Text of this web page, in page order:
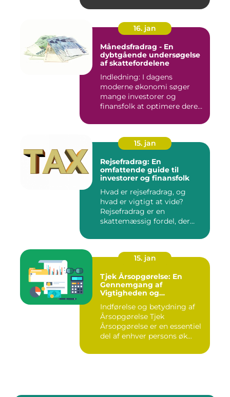
16. jan
Månedsfradrag - En
dybtgående undersøgelse
af skattefordelene
Indledning: I dagens
moderne økonomi søger
mange investorer og
finansfolk at optimere deres
15. jan
Rejsefradrag: En
omfattende guide til
investorer og finansfolk
Hvad er rejsefradrag, og
hvad er vigtigt at vide?
Rejsefradrag er en
skattemæssig fordel, der
15. jan
Tjek Årsopgørelse: En
Gennemgang af
Vigtigheden og
Indførelse og betydning af
Årsopgørelse Tjek
Årsopgørelse er en essentiel
del af enhver persons øk...